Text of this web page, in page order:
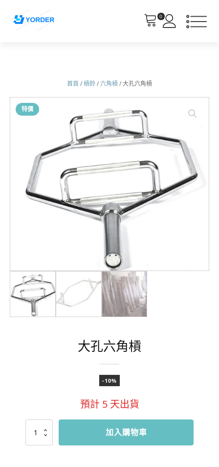
0
首頁 /槓鈴/六角槓/ 大孔六角槓
特價
大孔六角槓
-10%
預計 5天出貨
六
加入購物車